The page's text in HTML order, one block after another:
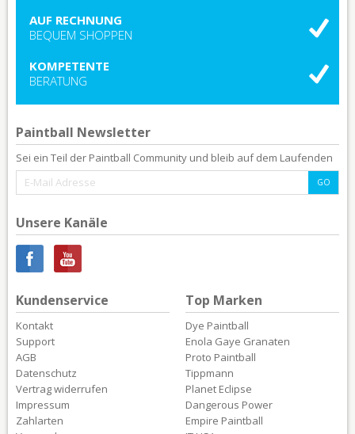
AUF RECHNUNG
BEQUEM SHOPPEN
KOMPETENTE
BERATUNG
Paintball Newsletter
Sei ein Teil der Paintball Community und bleib auf dem Laufenden
Unsere Kanäle
Kundenservice
Kontakt
Support
AGB
Datenschutz
Vertrag widerrufen
Impressum
Zahlarten
Top Marken
Dye Paintball
Enola Gaye Granaten
Proto Paintball
Tippmann
Planet Eclipse
Dangerous Power
Empire Paintball